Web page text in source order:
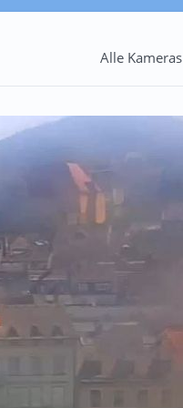
Alle Kameras